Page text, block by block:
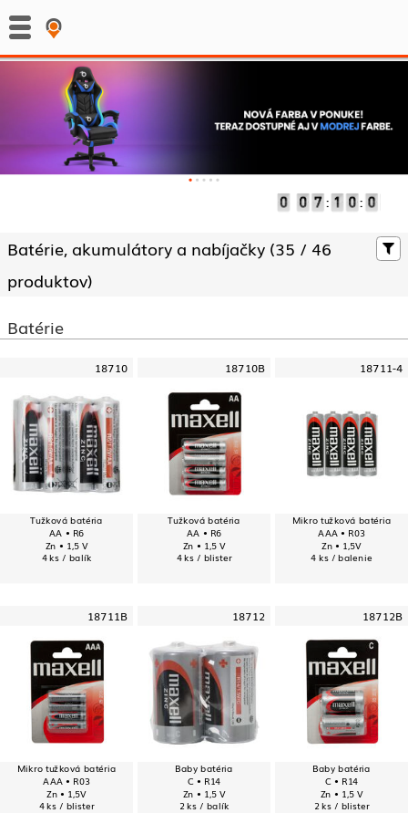
: :
Batérie, akumulátory a nabíjačky (35 / 46
produktov)
Batérie
18710
Tužková batéria
AA • R6
Zn • 1,5 V
4 ks / balík
18710B
Tužková batéria
AA • R6
Zn • 1,5 V
4 ks / blister
18711-4
Mikro tužková batéria
AAA • R03
Zn • 1,5V
4 ks / balenie
18711B
Mikro tužková batéria
AAA • R03
Zn • 1,5V
4 ks / blister
18712
Baby batéria
C • R14
Zn • 1,5 V
2 ks / balík
18712B
Baby batéria
C • R14
Zn • 1,5 V
2 ks / blister